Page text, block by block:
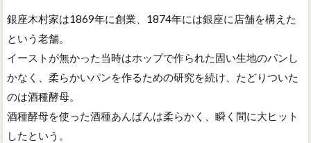
銀座木村家は1869年に創業、1874年には銀座に店舗を構えた
という老舗。
イーストが無かった当時はホップで作られた固い生地のパンし
かなく、柔らかいパンを作るための研究を続け、たどりついた
のは酒種酵母。
酒種酵母を使った酒種あんぱんは柔らかく、瞬く間に大ヒット
したという。